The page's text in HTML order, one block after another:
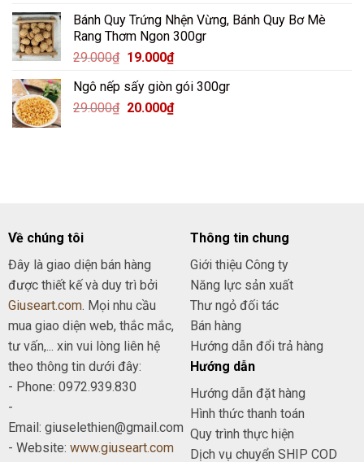
là:
38.000₫.
tại
là:
28.000₫.
Bánh Quy Trứng Nhện Vừng, Bánh Quy Bơ Mè
Rang Thơm Ngon 300gr
29.000₫ Giá
là:
29.000₫.
19.000₫Giá
tại
là:
Ngô nếp sấy giòn gói 300gr
29.000₫ Giá
20.000₫Giá
Về chúng tôi
Đây là giao diện bán hàng
được thiết kế và duy trì bởi
Giuseart.com. Mọi nhu cầu
mua giao diện web, thắc mắc,
tư vấn,... xin vui lòng liên hệ
theo thông tin dưới đây:
- Phone: 0972.939.830
-
Email: giuselethien@gmail.com
- Website: www.giuseart.com
Thông tin chung
Giới thiệu Công ty
Năng lực sản xuất
Thư ngỏ đối tác
Bán hàng
Hướng dẫn đổi trả hàng
Hướng dẫn
Hướng dẫn đặt hàng
Hình thức thanh toán
Quy trình thực hiện
Dịch vụ chuyển SHIP COD